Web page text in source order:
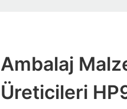
Ambalaj
Üreticileri